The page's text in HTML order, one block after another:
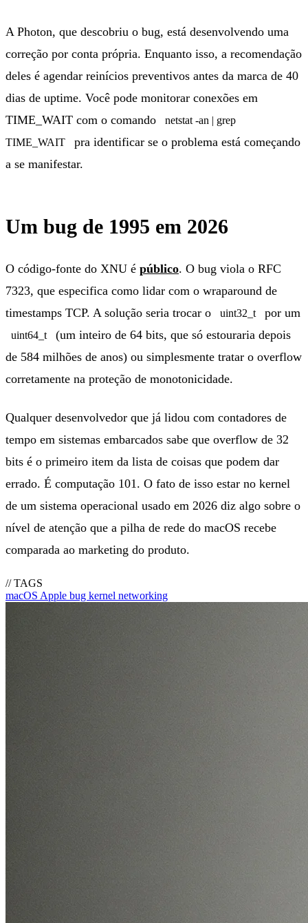
A Photon, que descobriu o bug, está desenvolvendo uma
correção por conta própria. Enquanto isso, a recomendação
deles é agendar reinícios preventivos antes da marca de 40
dias de uptime. Você pode monitorar conexões em
TIME_WAIT com o comando
netstat -an | grep
TIME_WAIT
pra identificar se o problema está começando
a se manifestar.
Um bug de 1995 em 2026
O código-fonte do XNU é público. O bug viola o RFC
7323, que especifica como lidar com o wraparound de
timestamps TCP. A solução seria trocar o
uint32_t por um
uint64_t
(um inteiro de 64 bits, que só estouraria depois
de 584 milhões de anos) ou simplesmente tratar o overflow
corretamente na proteção de monotonicidade.
Qualquer desenvolvedor que já lidou com contadores de
tempo em sistemas embarcados sabe que overflow de 32
bits é o primeiro item da lista de coisas que podem dar
errado. É computação 101. O fato de isso estar no kernel
de um sistema operacional usado em 2026 diz algo sobre o
nível de atenção que a pilha de rede do macOS recebe
comparada ao marketing do produto.
// TAGS
macOS Apple bug kernel networking